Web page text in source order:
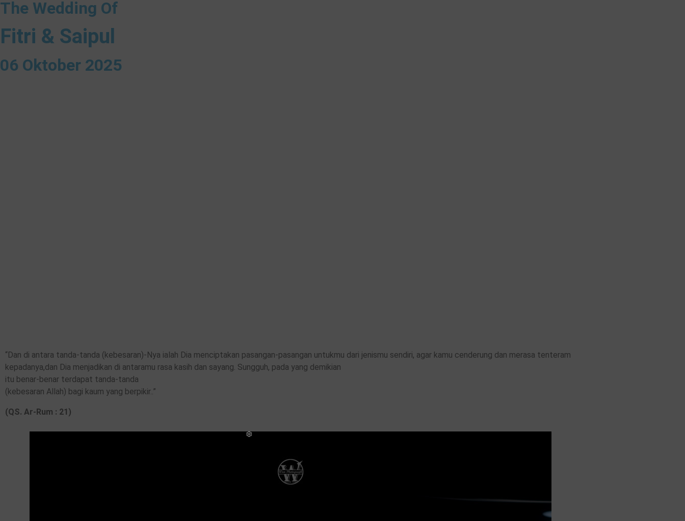
The Wedding Of
Fitri & Saipul
06 Oktober 2025
“Dan di antara tanda-tanda (kebesaran)-Nya ialah Dia menciptakan pasangan-pasangan untukmu dari jenismu sendiri, agar kamu cenderung dan merasa tenteram
kepadanya,dan Dia menjadikan di antaramu rasa kasih dan sayang. Sungguh, pada yang demikian
itu benar-benar terdapat tanda-tanda
(kebesaran Allah) bagi kaum yang berpikir..”
(QS. Ar-Rum : 21)
❅